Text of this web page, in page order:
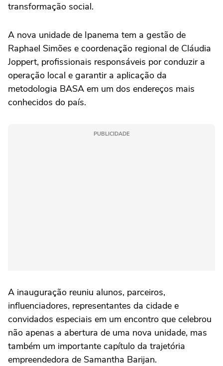
transformação social.
A nova unidade de Ipanema tem a gestão de
Raphael Simões e coordenação regional de Cláudia
Joppert, profissionais responsáveis por conduzir a
operação local e garantir a aplicação da
metodologia BASA em um dos endereços mais
conhecidos do país.
PUBLICIDADE
A inauguração reuniu alunos, parceiros,
influenciadores, representantes da cidade e
convidados especiais em um encontro que celebrou
não apenas a abertura de uma nova unidade, mas
também um importante capítulo da trajetória
empreendedora de Samantha Barijan.